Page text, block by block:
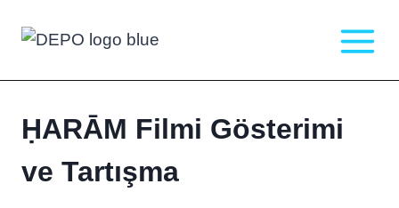
ḤARĀM Filmi Gösterimi
ve Tartışma